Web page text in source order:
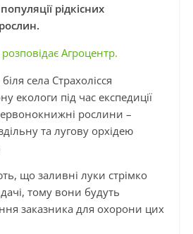
рідкісних
розповідає Агроцентр.
села Страхолісся
екологи під час експедиції
рослини –
та лугову орхідею
що заливні луки стрімко
тому вони будуть
заказника для охорони цих